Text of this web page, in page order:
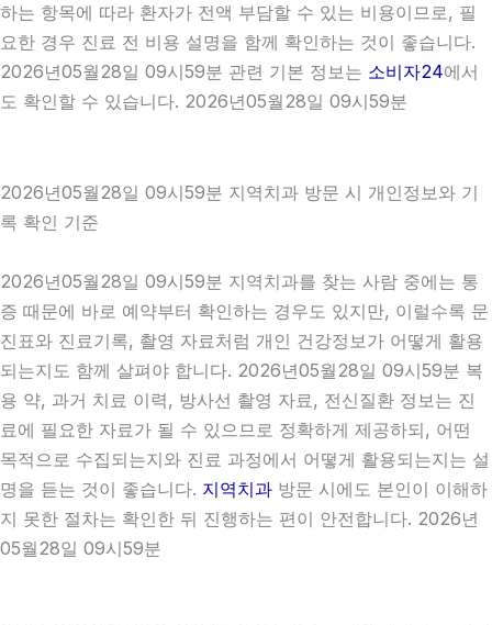
하는 항목에 따라 환자가 전액 부담할 수 있는 비용이므로, 필
요한 경우 진료 전 비용 설명을 함께 확인하는 것이 좋습니다.
2026년05월28일 09시59분 관련 기본 정보는 소비자24에서
도 확인할 수 있습니다. 2026년05월28일 09시59분
2026년05월28일 09시59분 지역치과 방문 시 개인정보와 기
록 확인 기준
2026년05월28일 09시59분 지역치과를 찾는 사람 중에는 통
증 때문에 바로 예약부터 확인하는 경우도 있지만, 이럴수록 문
진표와 진료기록, 촬영 자료처럼 개인 건강정보가 어떻게 활용
되는지도 함께 살펴야 합니다. 2026년05월28일 09시59분 복
용 약, 과거 치료 이력, 방사선 촬영 자료, 전신질환 정보는 진
료에 필요한 자료가 될 수 있으므로 정확하게 제공하되, 어떤
목적으로 수집되는지와 진료 과정에서 어떻게 활용되는지는 설
명을 듣는 것이 좋습니다. 지역치과 방문 시에도 본인이 이해하
지 못한 절차는 확인한 뒤 진행하는 편이 안전합니다. 2026년
05월28일 09시59분